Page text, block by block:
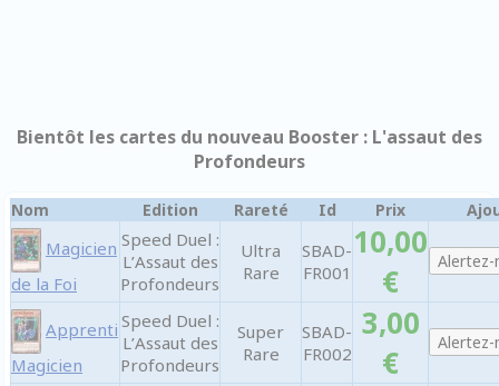
Bientôt les cartes du nouveau Booster : L'assaut des
Profondeurs
Nom Edition Rareté Id Prix
Magicien
de la Foi
Speed Duel :
L’Assaut des
Profondeurs
Ultra
Rare
SBAD-
FR001
10,00
€
Apprenti
Magicien
Speed Duel :
L’Assaut des
Profondeurs
Super
Rare
SBAD-
FR002
3,00
€